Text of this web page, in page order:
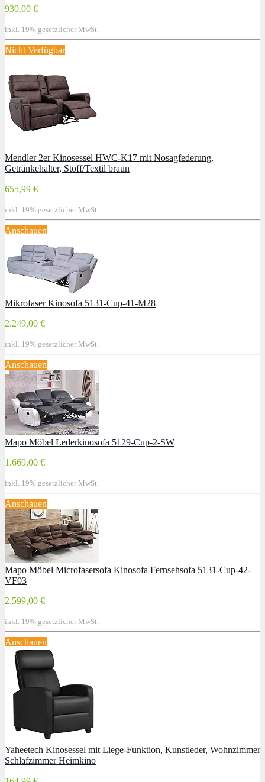
930,00 €
inkl. 19% gesetzlicher MwSt.
Nicht Verfügbar
Mendler 2er Kinosessel HWC-K17 mit Nosagfederung,
Getränkehalter, Stoff/Textil braun
655,99 €
inkl. 19% gesetzlicher MwSt.
Anschauen
Mikrofaser Kinosofa 5131-Cup-41-M28
2.249,00 €
inkl. 19% gesetzlicher MwSt.
Anschauen
Mapo Möbel Lederkinosofa 5129-Cup-2-SW
1.669,00 €
inkl. 19% gesetzlicher MwSt.
Anschauen
Mapo Möbel Microfasersofa Kinosofa Fernsehsofa 5131-Cup-42-
VF03
2.599,00 €
inkl. 19% gesetzlicher MwSt.
Anschauen
Yaheetech Kinosessel mit Liege-Funktion, Kunstleder, Wohnzimmer
Schlafzimmer Heimkino